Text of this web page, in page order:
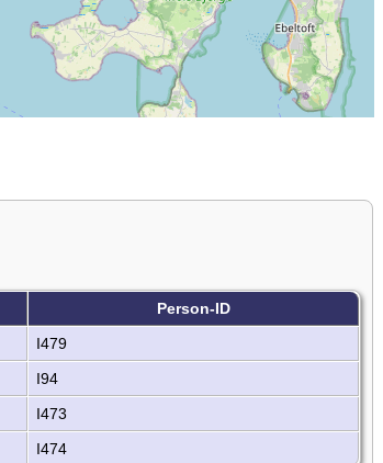
Person-ID
I479
I94
I473
I474